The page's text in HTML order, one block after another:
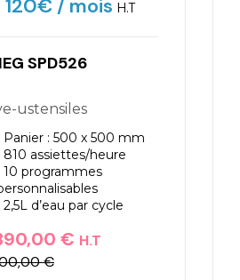
120€/ mois H.T
SPD526
ustensiles
Panier : 500 x 500 mm
810 assiettes/heure
10 programmes
2,5L d’eau par cycle
€ H.T
de base
€